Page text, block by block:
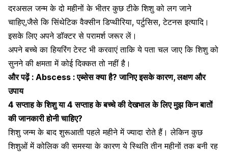
दरअसल जन्म के दो महीनों के भीतर कुछ टीके शिशु को लग जाने
चाहिए,जैसे कि सिंथेटिक वैक्सीन डिप्थीरिया, पर्टुसिस, टेटनस इत्यादि।
इसके लिए अपने डॉक्टर से परामर्श जरूर लें।
अपने बच्चे का हियरिंग टेस्ट भी करवाएं ताकि ये पता चल जाए कि शिशु को
सुनने की क्षमता में कोई दिक्कत तो नहीं है।
और पढ़ें : Abscess : एब्सेस क्या है? जानिए इसके कारण, लक्षण और
उपाय
4 सप्ताह के शिशु या 4 सप्ताह के बच्चे की देखभाल के लिए मुझ किन बातों
की जानकारी होनी चाहिए?
शिशु जन्म के बाद शुरूआती पहले महीने में ज्यादा रोते हैं। लेकिन कुछ
शिशुओं में कोलिक की समस्या के कारण ये स्थिति तीन महीनों तक बनी रह